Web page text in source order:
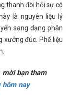
thanh đòi hỏi sự có
là nguyên liệu lý
sang dạng phân
đúc. Phế liệu
bạn tham
hôm nay